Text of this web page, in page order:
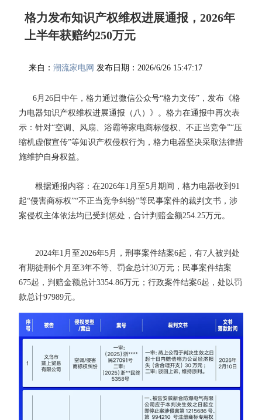
格力发布知识产权维权进展通报，2026年
上半年获赔约250万元
来自：潮流家电网 发布日期：2026/6/26 15:47:17
6月26日中午，格力通过微信公众号“格力文传”，发布《格
力电器知识产权维权进展通报（八）》。格力在通报中再次表
示：针对“空调、风扇、浴霸等家电商标侵权、不正当竞争”“压
缩机虚假宣传”等知识产权侵权行为，格力电器坚决采取法律措
施维护自身权益。
根据通报内容：在2026年1月至5月期间，格力电器收到91
起“侵害商标权”“不正当竞争纠纷”等民事案件的裁判文书，涉
案侵权主体依法均已受到惩处，合计判赔金额254.25万元。
2024年1月至2026年5月，刑事案件结案6起，有7人被判处
有期徒刑6个月至3年不等、罚金总计30万元；民事案件结案
675起，判赔金额总计3354.86万元；行政案件结案6起，处以罚
款总计97989元。